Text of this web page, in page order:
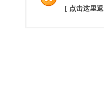
[ 点击这里